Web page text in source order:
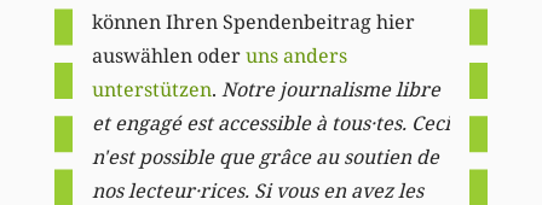
können Ihren Spendenbeitrag hier
auswählen oderuns anders
unterstützen. Notre journalisme libre
et engagé est accessible à tous·tes. Ceci
n'est possible que grâce au soutien de
nos lecteur·rices. Si vous en avez les